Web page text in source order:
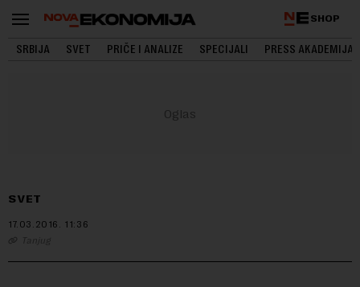
SHOP
SRBIJA SVET PRIČE I ANALIZE SPECIJALI PRESS AKADEMIJA
SVET
17.03.2016. 11:36
Tanjug